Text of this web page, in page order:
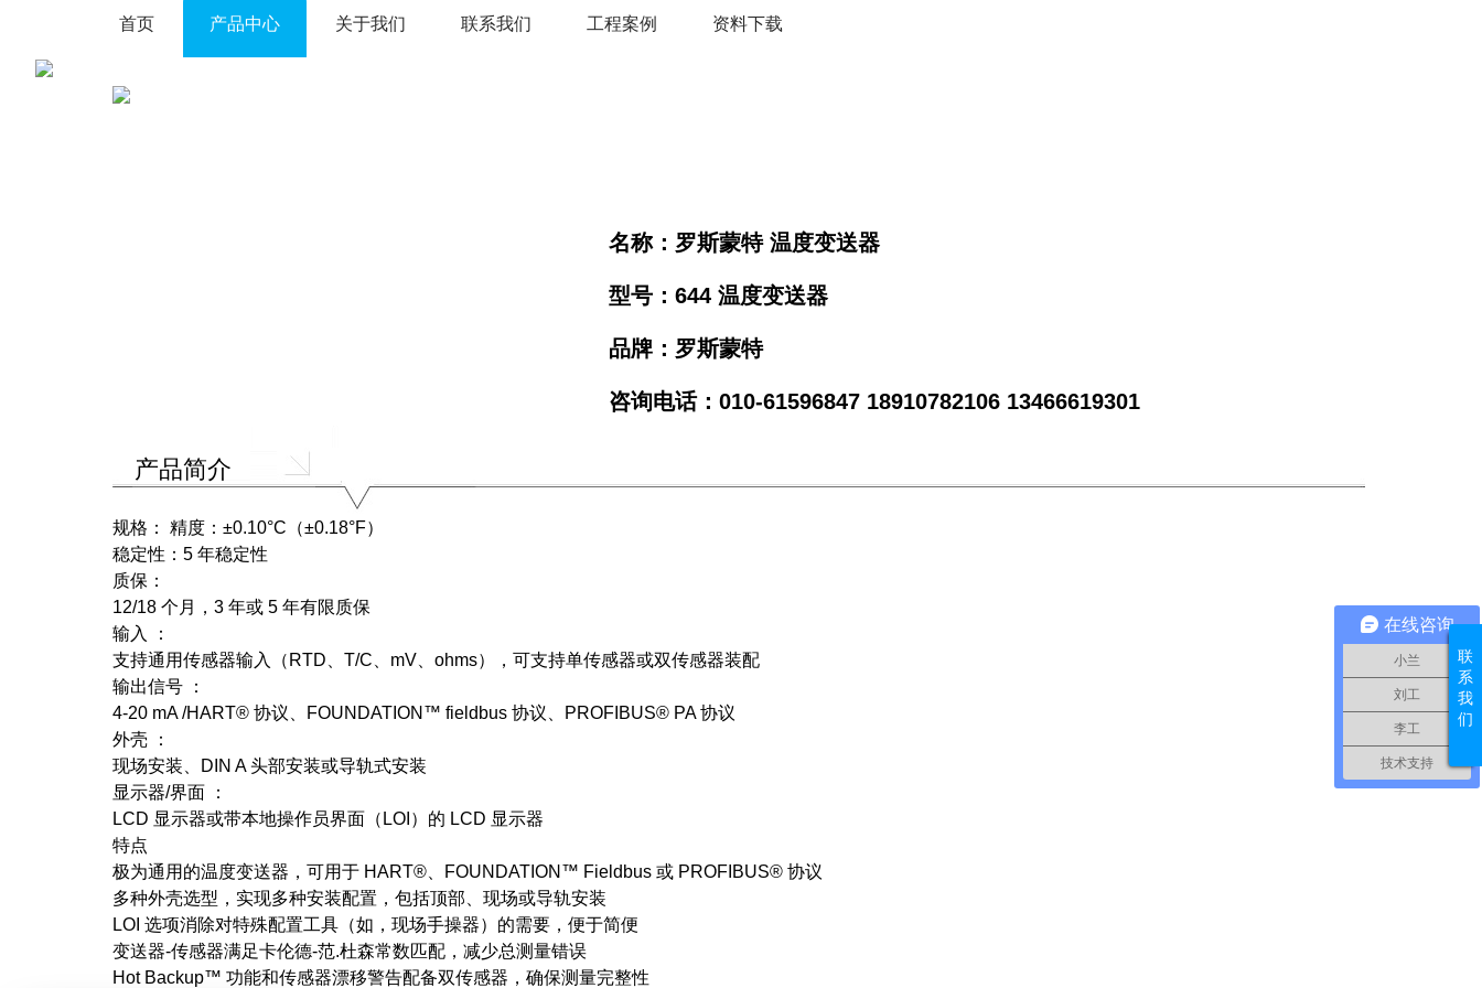
首页 产品中心 关于我们 联系我们 工程案例 资料下载
名称：罗斯蒙特 温度变送器
型号：644 温度变送器
品牌：罗斯蒙特
咨询电话：010-61596847 18910782106 13466619301
产品简介
规格： 精度：±0.10°C（±0.18°F）
稳定性：5 年稳定性
质保：
12/18 个月，3 年或 5 年有限质保
输入 ：
支持通用传感器输入（RTD、T/C、mV、ohms），可支持单传感器或双传感器装配
输出信号 ：
4-20 mA /HART® 协议、FOUNDATION™ fieldbus 协议、PROFIBUS® PA 协议
外壳 ：
现场安装、DIN A 头部安装或导轨式安装
显示器/界面 ：
LCD 显示器或带本地操作员界面（LOI）的 LCD 显示器
特点
极为通用的温度变送器，可用于 HART®、FOUNDATION™ Fieldbus 或 PROFIBUS® 协议
多种外壳选型，实现多种安装配置，包括顶部、现场或导轨安装
LOI 选项消除对特殊配置工具（如，现场手操器）的需要，便于简便
变送器-传感器满足卡伦德-范.杜森常数匹配，减少总测量错误
Hot Backup™ 功能和传感器漂移警告配备双传感器，确保测量完整性
联
系
我
们
在线咨询
小兰
刘工
李工
技术支持